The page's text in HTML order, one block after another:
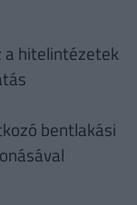
a hitelintézetek
bentlakási